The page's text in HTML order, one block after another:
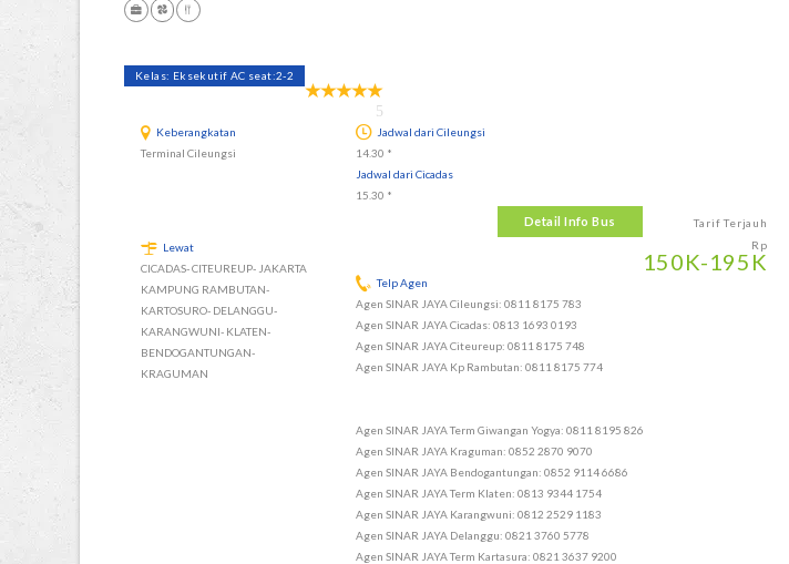
Kelas: Eksekutif AC seat:2-2
5
Keberangkatan
Terminal Cileungsi
Jadwal dari Cileungsi
14.30 *
Jadwal dari Cicadas
15.30 *
Tarif Terjauh
Rp
150K-195 K
Detail Info Bus
Lewat
CICADAS- CITEUREUP- JAKARTA
KAMPUNG RAMBUTAN-
KARTOSURO- DELANGGU-
KARANGWUNI- KLATEN-
BENDOGANTUNGAN-
KRAGUMAN
Telp Agen
Agen SINAR JAYA Cileungsi: 0811 8175 783
Agen SINAR JAYA Cicadas: 0813 1693 0193
Agen SINAR JAYA Citeureup: 0811 8175 748
Agen SINAR JAYA Kp Rambutan: 0811 8175 774
Agen SINAR JAYA Term Giwangan Yogya: 0811 8195 826
Agen SINAR JAYA Kraguman: 0852 2870 9070
Agen SINAR JAYA Bendogantungan: 0852 9114 6686
Agen SINAR JAYA Term Klaten: 0813 9344 1754
Agen SINAR JAYA Karangwuni: 0812 2529 1183
Agen SINAR JAYA Delanggu: 0821 3760 5778
Agen SINAR JAYA Term Kartasura: 0821 3637 9200